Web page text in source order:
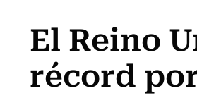
El Reino
récord